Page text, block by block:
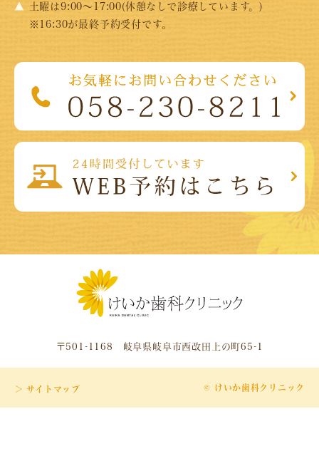
▲
土曜は9:00～17:00(休憩なしで診療しています。)
※16:30が最終予約受付です。
〒501-1168 岐阜県岐阜市西改田上の町65-1
＞ サイトマップ © けいか歯科クリニック